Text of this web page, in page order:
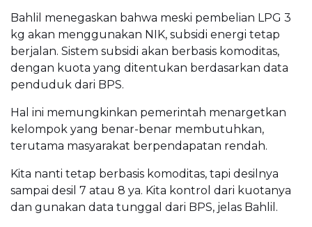
Bahlil menegaskan bahwa meski pembelian LPG 3
kg akan menggunakan NIK, subsidi energi tetap
berjalan. Sistem subsidi akan berbasis komoditas,
dengan kuota yang ditentukan berdasarkan data
penduduk dari BPS.
Hal ini memungkinkan pemerintah menargetkan
kelompok yang benar-benar membutuhkan,
terutama masyarakat berpendapatan rendah.
Kita nanti tetap berbasis komoditas, tapi desilnya
sampai desil 7 atau 8 ya. Kita kontrol dari kuotanya
dan gunakan data tunggal dari BPS, jelas Bahlil.